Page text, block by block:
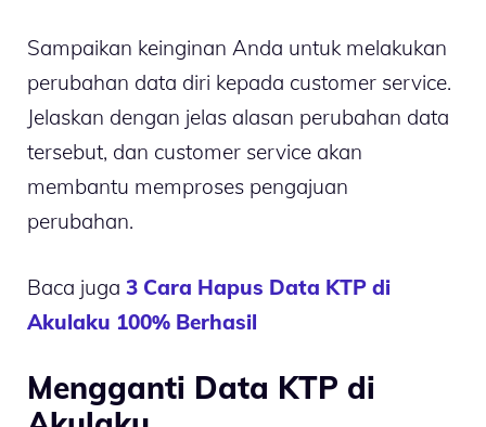
Sampaikan keinginan Anda untuk melakukan
perubahan data diri kepada customer service.
Jelaskan dengan jelas alasan perubahan data
tersebut, dan customer service akan
membantu memproses pengajuan
perubahan.
Baca juga 3 Cara Hapus Data KTP di
Akulaku 100% Berhasil
Mengganti Data KTP di